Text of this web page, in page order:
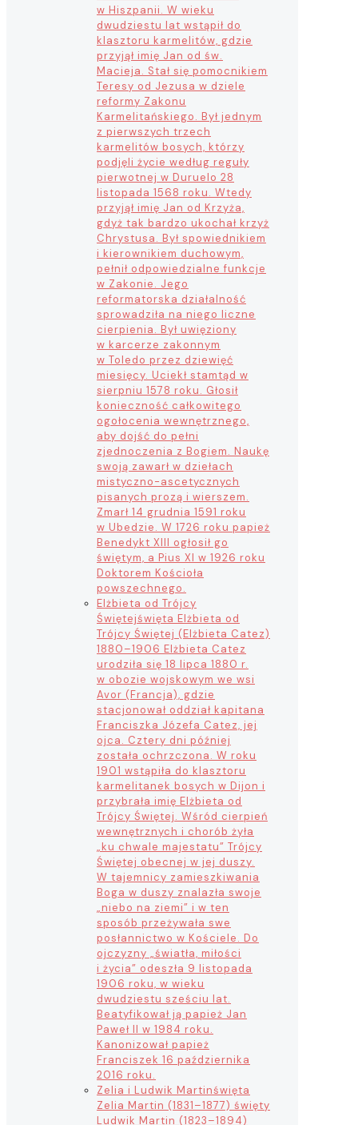
w Hiszpanii. W wieku
dwudziestu lat wstąpił do
klasztoru karmelitów, gdzie
przyjął imię Jan od św.
Macieja. Stał się pomocnikiem
Teresy od Jezusa w dziele
reformy Zakonu
Karmelitańskiego. Był jednym
z pierwszych trzech
karmelitów bosych, którzy
podjęli życie według reguły
pierwotnej w Duruelo 28
listopada 1568 roku. Wtedy
przyjął imię Jan od Krzyża,
gdyż tak bardzo ukochał krzyż
Chrystusa. Był spowiednikiem
i kierownikiem duchowym,
pełnił odpowiedzialne funkcje
w Zakonie. Jego
reformatorska działalność
sprowadziła na niego liczne
cierpienia. Był uwięziony
w karcerze zakonnym
w Toledo przez dziewięć
miesięcy. Uciekł stamtąd w
sierpniu 1578 roku. Głosił
konieczność całkowitego
ogołocenia wewnętrznego,
aby dojść do pełni
zjednoczenia z Bogiem. Naukę
swoją zawarł w dziełach
mistyczno-ascetycznych
pisanych prozą i wierszem.
Zmarł 14 grudnia 1591 roku
w Ubedzie. W 1726 roku papież
Benedykt XIII ogłosił go
świętym, a Pius XI w 1926 roku
Doktorem Kościoła
powszechnego.
Elżbieta od Trójcy
Świętejświęta Elżbieta od
Trójcy Świętej (Elżbieta Catez)
1880–1906 Elżbieta Catez
urodziła się 18 lipca 1880 r.
w obozie wojskowym we wsi
Avor (Francja), gdzie
stacjonował oddział kapitana
Franciszka Józefa Catez, jej
ojca. Cztery dni później
została ochrzczona. W roku
1901 wstąpiła do klasztoru
karmelitanek bosych w Dijon i
przybrała imię Elżbieta od
Trójcy Świętej. Wśród cierpień
wewnętrznych i chorób żyła
„ku chwale majestatu” Trójcy
Świętej obecnej w jej duszy.
W tajemnicy zamieszkiwania
Boga w duszy znalazła swoje
„niebo na ziemi” i w ten
sposób przeżywała swe
posłannictwo w Kościele. Do
ojczyzny „światła, miłości
i życia” odeszła 9 listopada
1906 roku, w wieku
dwudziestu sześciu lat.
Beatyfikował ją papież Jan
Paweł II w 1984 roku.
Kanonizował papież
Franciszek 16 października
2016 roku.
Zelia i Ludwik Martinświęta
Zelia Martin (1831–1877) święty
Ludwik Martin (1823–1894)